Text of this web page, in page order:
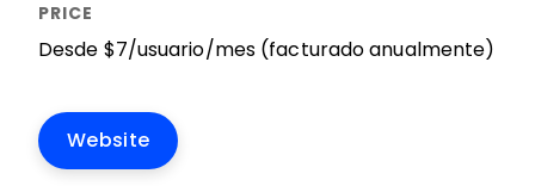
Desde $7/usuario/mes (facturado anualmente)
Website